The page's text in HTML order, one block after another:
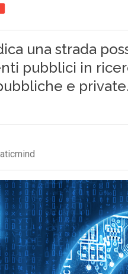
una strada
pubblici in
e